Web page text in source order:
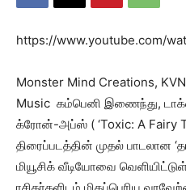
https://www.youtube.com/
Monster Mind Creations,
Music கம்பெனி இணைந்து,
க்ரோன்-அப்ஸ் ( ‘Toxic: A Fairy
திரைப்படத்தின் முதல் பாடலான
மியூசிக் வீடியோவை